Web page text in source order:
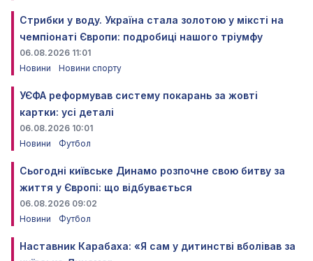
Стрибки у воду. Україна стала золотою у міксті на
чемпіонаті Європи: подробиці нашого тріумфу
06.08.2026 11:01
Новини
Новини спорту
УЄФА реформував систему покарань за жовті
картки: усі деталі
06.08.2026 10:01
Новини
Футбол
Сьогодні київське Динамо розпочне свою битву за
життя у Європі: що відбувається
06.08.2026 09:02
Новини
Футбол
Наставник Карабаха: «Я сам у дитинстві вболівав за